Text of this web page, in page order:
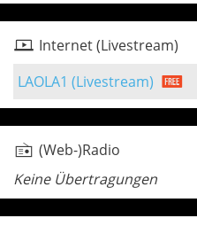
Internet (Livestream)
LAOLA1 (Livestream)
(Web-)Radio
Keine Übertragungen